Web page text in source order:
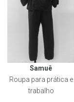
Samuê
Roupa para prática e
trabalho